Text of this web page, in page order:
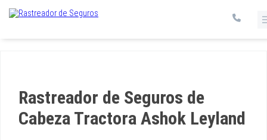
Rastreador de Seguros de
Cabeza Tractora Ashok Leyland